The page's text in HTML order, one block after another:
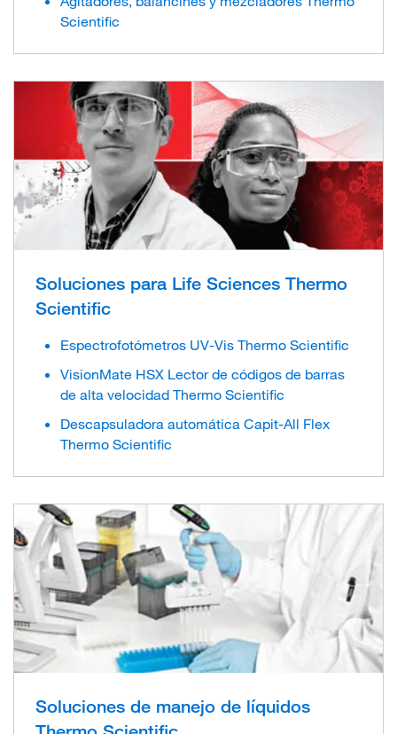
Scientific
Soluciones para Life Sciences Thermo
Scientific
Espectrofotómetros UV-Vis Thermo Scientific
VisionMate HSX Lector de códigos de barras
de alta velocidad Thermo Scientific
Descapsuladora automática Capit-All Flex
Thermo Scientific
Soluciones de manejo de líquidos